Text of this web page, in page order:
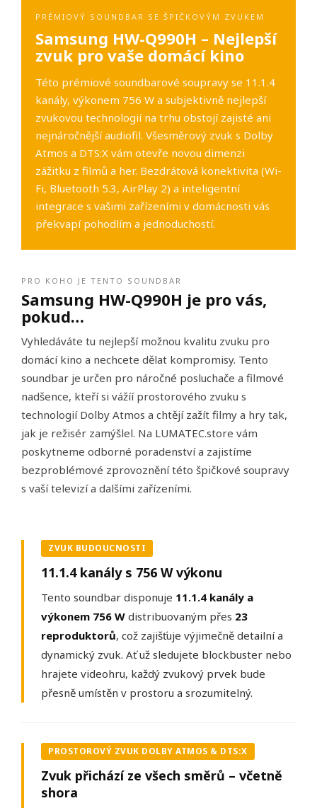
PRÉMIOVÝ SOUNDBAR SE ŠPIČKOVÝM ZVUKEM
Samsung HW-Q990H – Nejlepší
zvuk pro vaše domácí kino
Této prémiové soundbarové soupravy se 11.1.4
kanály, výkonem 756 W a subjektivně nejlepší
zvukovou technologií na trhu obstojí zajisté ani
nejnáročnější audiofil. Všesměrový zvuk s Dolby
Atmos a DTS:X vám otevře novou dimenzi
zážitku z filmů a her. Bezdrátová konektivita (Wi-
Fi, Bluetooth 5.3, AirPlay 2) a inteligentní
integrace s vašimi zařízeními v domácnosti vás
překvapí pohodlím a jednoduchostí.
PRO KOHO JE TENTO SOUNDBAR
Samsung HW-Q990H je pro vás,
pokud…
Vyhledáváte tu nejlepší možnou kvalitu zvuku pro
domácí kino a nechcete dělat kompromisy. Tento
soundbar je určen pro náročné posluchače a filmové
nadšence, kteří si vážíí prostorového zvuku s
technologií Dolby Atmos a chtějí zažít filmy a hry tak,
jak je režisér zamýšlel. Na LUMATEC.store vám
poskytneme odborné poradenství a zajistíme
bezproblémové zprovoznění této špičkové soupravy
s vaší televizí a dalšími zařízeními.
ZVUK BUDOUCNOSTI
11.1.4 kanály s 756 W výkonu
Tento soundbar disponuje 11.1.4 kanály a
výkonem 756 W distribuovaným přes 23
reproduktorů, což zajišťuje výjimečně detailní a
dynamický zvuk. Ať už sledujete blockbuster nebo
hrajete videohru, každý zvukový prvek bude
přesně umístěn v prostoru a srozumitelný.
PROSTOROVÝ ZVUK DOLBY ATMOS & DTS:X
Zvuk přichází ze všech směrů – včetně
shora